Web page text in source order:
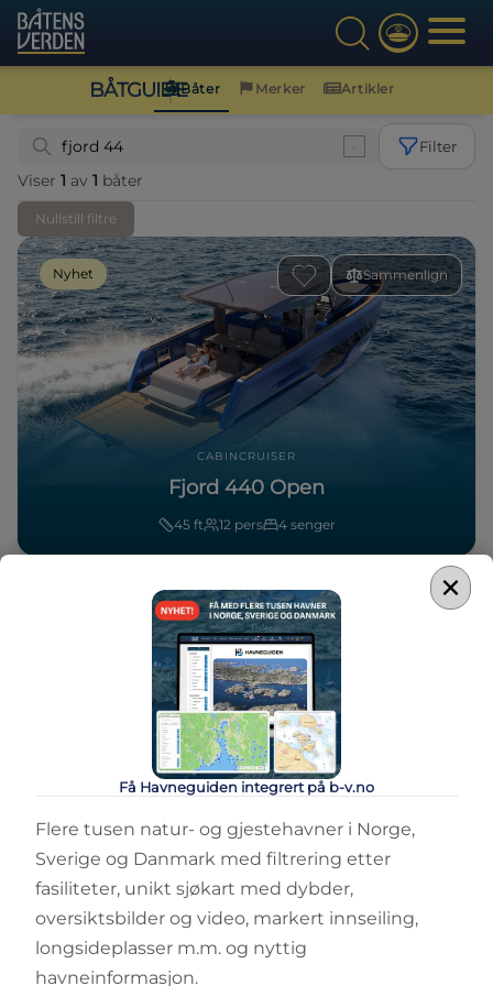
BÅTGUIDEBåter Merker Artikler
Filter
Viser 1 av 1 båter
Nullstill filtre
Sammenlign
Nyhet
CABINCRUISER
Fjord 440 Open
45 ft 12 pers 4 senger
×
Få Havneguiden integrert på b-v.no
Flere tusen natur- og gjestehavner i Norge,
Sverige og Danmark med filtrering etter
fasiliteter, unikt sjøkart med dybder,
oversiktsbilder og video, markert innseiling,
longsideplasser m.m. og nyttig
havneinformasjon.